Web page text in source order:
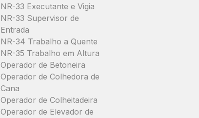
NR-33 Executante e Vigia
NR-33 Supervisor de
Entrada
NR-34 Trabalho a Quente
NR-35 Trabalho em Altura
Operador de Betoneira
Operador de Colhedora de
Cana
Operador de Colheitadeira
Operador de Elevador de